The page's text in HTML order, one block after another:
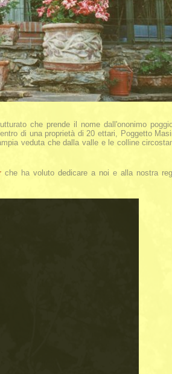
che prende il nome dall'ononimo
di una proprietà di 20 ettari, Poggetto
veduta che dalla valle e le colline
che ha voluto dedicare a noi e alla nostra